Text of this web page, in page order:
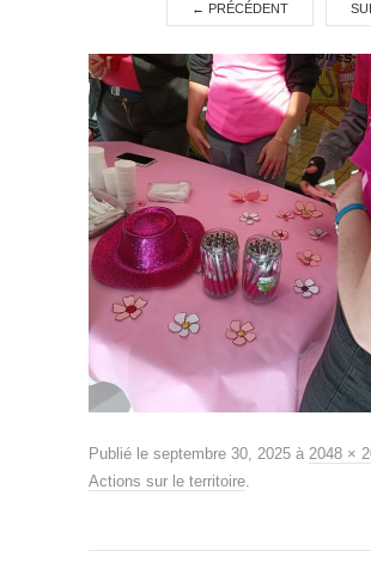
← PRÉCÉDENT
Publié le septembre 30, 2025 à 2048 ×
Actions sur le territoire.